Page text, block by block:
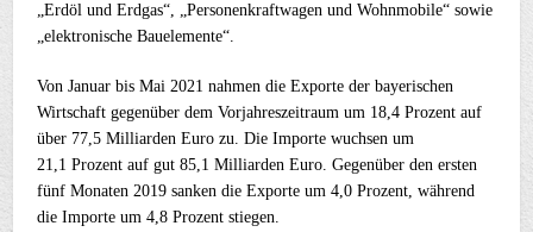
„Erdöl und Erdgas“, „Personenkraftwagen und Wohnmobile“ sowie
„elektronische Bauelemente“.
Von Januar bis Mai 2021 nahmen die Exporte der bayerischen
Wirtschaft gegenüber dem Vorjahreszeitraum um 18,4 Prozent auf
über 77,5 Milliarden Euro zu. Die Importe wuchsen um
21,1 Prozent auf gut 85,1 Milliarden Euro. Gegenüber den ersten
fünf Monaten 2019 sanken die Exporte um 4,0 Prozent, während
die Importe um 4,8 Prozent stiegen.